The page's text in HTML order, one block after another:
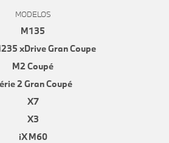
MODELOS
M135
xDrive Gran Coupe
M2 Coupé
2 Gran Coupé
X7
X3
iX M60